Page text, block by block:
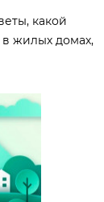
какой
жилых домах,